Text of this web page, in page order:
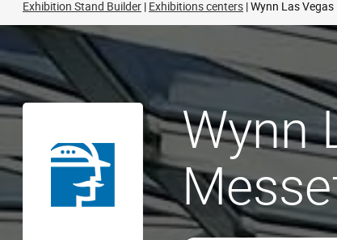
Exhibition Stand Builder Exhibitions centers Wynn Las Vegas
Wynn